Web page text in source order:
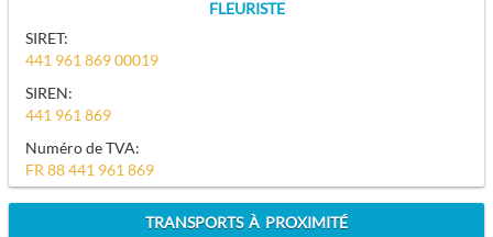
FLEURISTE
SIRET:
441 961 869 00019
SIREN:
441 961 869
Numéro de TVA:
FR 88 441 961 869
TRANSPORTS À PROXIMITÉ